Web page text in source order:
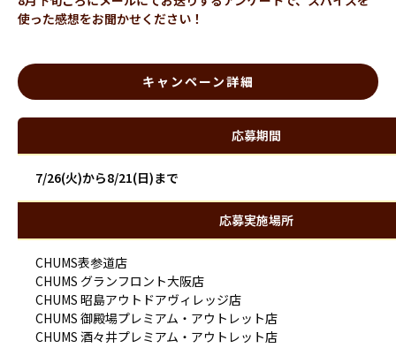
使った感想をお聞かせください！
キャンペーン詳細
応募期間
7/26(火)から8/21(日)まで
応募実施場所
CHUMS表参道店
CHUMS グランフロント大阪店
CHUMS 昭島アウトドアヴィレッジ店
CHUMS 御殿場プレミアム・アウトレット店
CHUMS 酒々井プレミアム・アウトレット店